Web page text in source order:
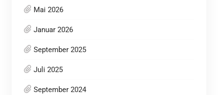
Mai 2026
Januar 2026
September 2025
Juli 2025
September 2024